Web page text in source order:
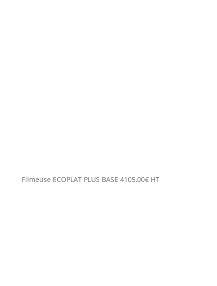
Filmeuse ECOPLAT PLUS BASE 4105,00€ HT